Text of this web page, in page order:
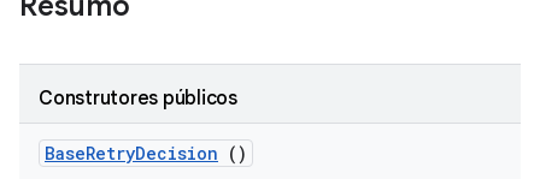
Construtores públicos
BaseRetryDecision ()